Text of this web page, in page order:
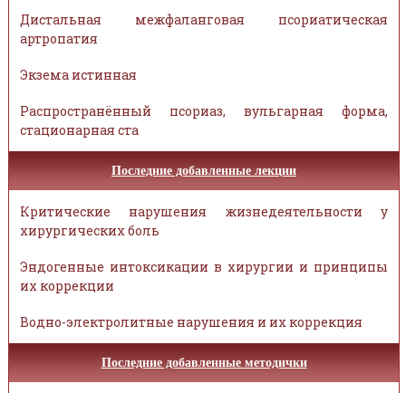
Дистальная межфаланговая псориатическая
артропатия
Экзема истинная
Распространённый псориаз, вульгарная форма,
стационарная ста
Последние добавленные лекции
Критические нарушения жизнедеятельности у
хирургических боль
Эндогенные интоксикации в хирургии и принципы
их коррекции
Водно-электролитные нарушения и их коррекция
Последние добавленные методички